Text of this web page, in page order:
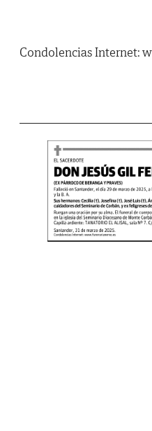
Condolencias Internet: